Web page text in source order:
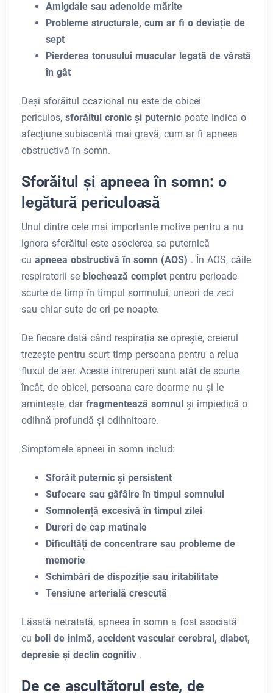
Amigdale sau adenoide mărite
Probleme structurale, cum ar fi o deviație de
sept
Pierderea tonusului muscular legată de vârstă
în gât
Deși sforăitul ocazional nu este de obicei
periculos, sforăitul cronic și puternic poate indica o
afecțiune subiacentă mai gravă, cum ar fi apneea
obstructivă în somn.
Sforăitul și apneea în somn: o
legătură periculoasă
Unul dintre cele mai importante motive pentru a nu
ignora sforăitul este asocierea sa puternică
cu apneea obstructivă în somn (AOS) . În AOS, căile
respiratorii se blochează complet pentru perioade
scurte de timp în timpul somnului, uneori de zeci
sau chiar sute de ori pe noapte.
De fiecare dată când respirația se oprește, creierul
trezește pentru scurt timp persoana pentru a relua
fluxul de aer. Aceste întreruperi sunt atât de scurte
încât, de obicei, persoana care doarme nu și le
amintește, dar fragmentează somnul și împiedică o
odihnă profundă și odihnitoare.
Simptomele apneei în somn includ:
Sforăit puternic și persistent
Sufocare sau gâfâire în timpul somnului
Somnolență excesivă în timpul zilei
Dureri de cap matinale
Dificultăți de concentrare sau probleme de
memorie
Schimbări de dispoziție sau iritabilitate
Tensiune arterială crescută
Lăsată netratată, apneea în somn a fost asociată
cu boli de inimă, accident vascular cerebral, diabet,
depresie și declin cognitiv .
De ce ascultătorul este, de